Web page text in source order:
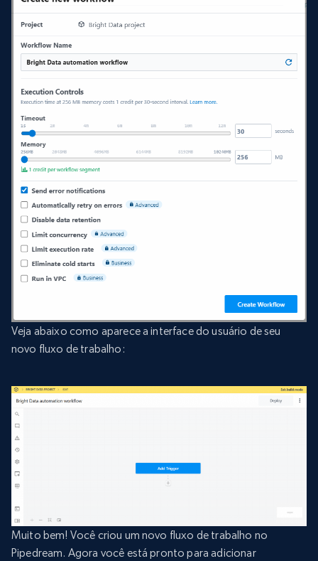
Veja abaixo como aparece a interface do usuário de seu
novo fluxo de trabalho:
Muito bem! Você criou um novo fluxo de trabalho no
Pipedream. Agora você está pronto para adicionar